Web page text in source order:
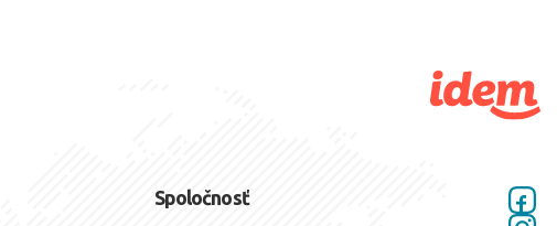
Spoločnosť